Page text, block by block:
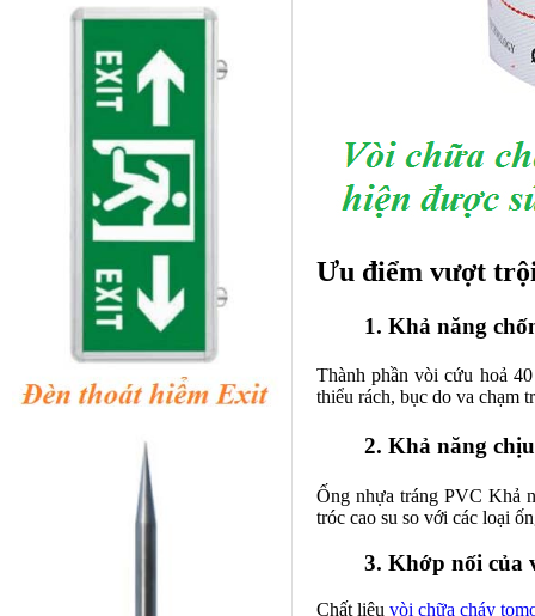
Ưu điểm vượt
1. Khả năng
Thành phầnvòi cứu hoả
thiểu rách, bục do va chạm
2. Khả năng
Ống nhựa tráng PVC Khả
tróc cao su so với các loại
3. Khớp nối của
Chất liệu vòi chữa cháy